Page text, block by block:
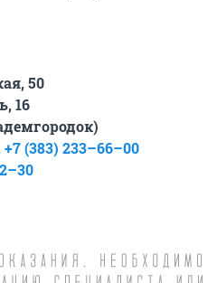
50
16
+7 (383) 233–66–00